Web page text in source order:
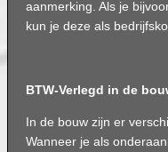
aanmerking. Als je
kun je deze als
BTW-Verlegd in de
In de bouw zijn er
Wanneer je als